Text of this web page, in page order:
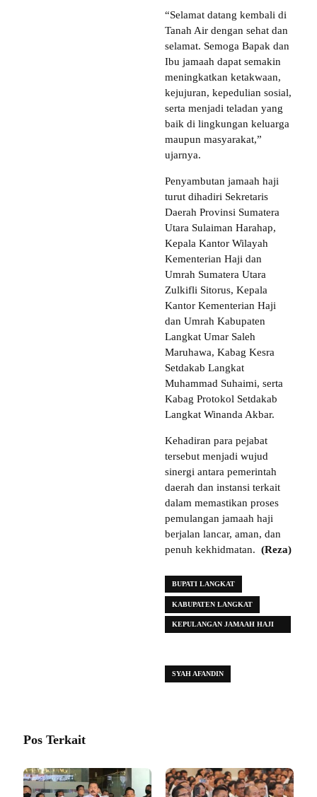
“Selamat datang kembali di
Tanah Air dengan sehat dan
selamat. Semoga Bapak dan
Ibu jamaah dapat semakin
meningkatkan ketakwaan,
kejujuran, kepedulian sosial,
serta menjadi teladan yang
baik di lingkungan keluarga
maupun masyarakat,”
ujarnya.
Penyambutan jamaah haji
turut dihadiri Sekretaris
Daerah Provinsi Sumatera
Utara Sulaiman Harahap,
Kepala Kantor Wilayah
Kementerian Haji dan
Umrah Sumatera Utara
Zulkifli Sitorus, Kepala
Kantor Kementerian Haji
dan Umrah Kabupaten
Langkat Umar Saleh
Maruhawa, Kabag Kesra
Setdakab Langkat
Muhammad Suhaimi, serta
Kabag Protokol Setdakab
Langkat Winanda Akbar.
Kehadiran para pejabat
tersebut menjadi wujud
sinergi antara pemerintah
daerah dan instansi terkait
dalam memastikan proses
pemulangan jamaah haji
berjalan lancar, aman, dan
penuh kekhidmatan. (Reza)
BUPATI LANGKAT
KABUPATEN LANGKAT
KEPULANGAN JAMAAH HAJI
SYAH AFANDIN
Pos Terkait